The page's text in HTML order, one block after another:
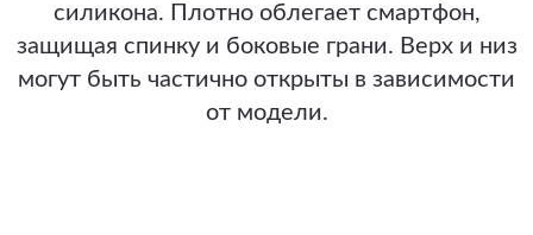
силикона. Плотно облегает смартфон,
защищая спинку и боковые грани. Верх и низ
могут быть частично открыты в зависимости
от модели.